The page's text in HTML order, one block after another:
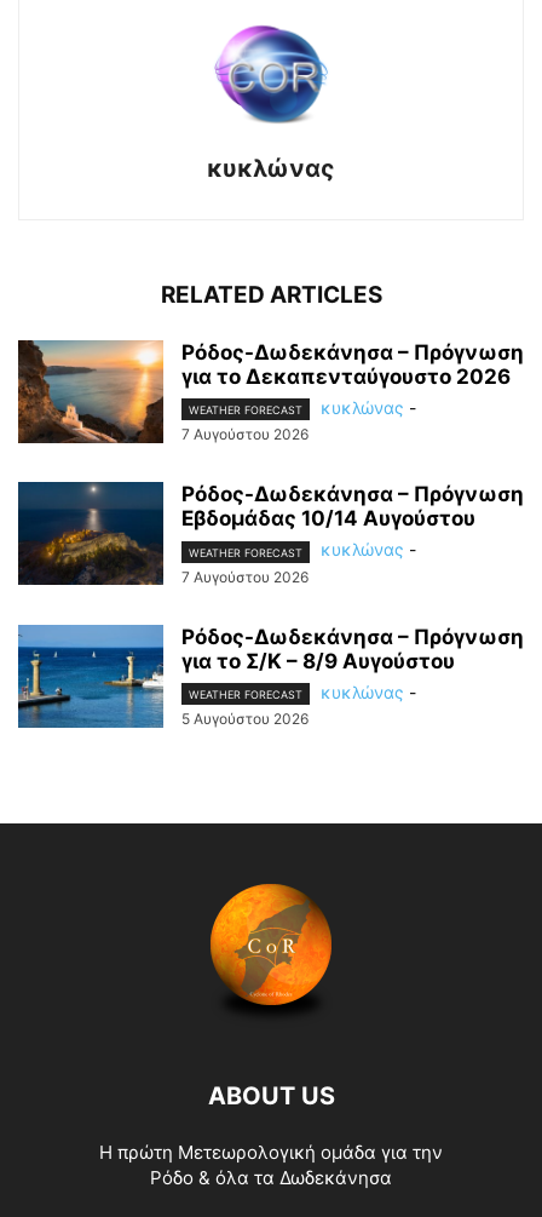
κυκλώνας
RELATED ARTICLES
Ρόδος-Δωδεκάνησα – Πρόγνωση
για το Δεκαπενταύγουστο 2026
WEATHER FORECAST κυκλώνας -
7 Αυγούστου 2026
Ρόδος-Δωδεκάνησα – Πρόγνωση
Εβδομάδας 10/14 Αυγούστου
WEATHER FORECAST κυκλώνας -
7 Αυγούστου 2026
Ρόδος-Δωδεκάνησα – Πρόγνωση
για το Σ/Κ – 8/9 Αυγούστου
WEATHER FORECAST κυκλώνας -
5 Αυγούστου 2026
ABOUT US
Η πρώτη Μετεωρολογική ομάδα για την
Ρόδο & όλα τα Δωδεκάνησα